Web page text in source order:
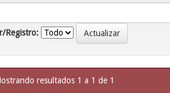
Registro:
resultados 1 a 1 de 1